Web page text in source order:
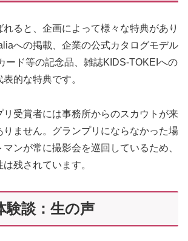
ると、企画によって様々な特典があり
への掲載、企業の公式カタログモデル
ード等の記念品、雑誌KIDS-TOKEIへの
的な特典です。
リ受賞者には事務所からのスカウトが来
りません。グランプリにならなかった場
ンが常に撮影会を巡回しているため、
残されています。
験談：生の声